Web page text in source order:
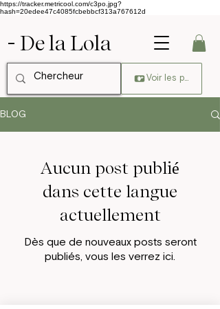
https://tracker.metricool.com/c3po.jpg?
hash=20edee47c4085fcbebbcf313a767612d
- De la Lola
Voir les points
BLOG
Aucun post publié
dans cette langue
actuellement
Dès que de nouveaux posts seront
publiés, vous les verrez ici.